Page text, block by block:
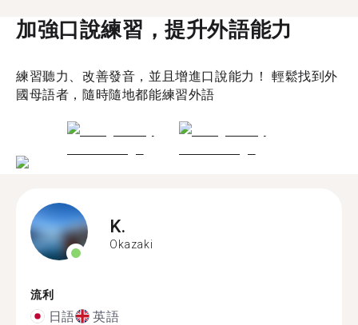
加強口說練習，提升外語能力
練習聽力、改善發音，並且增進口說能力！ 輕鬆找到外
國母語者，隨時隨地都能練習外語
K.
Okazaki
流利
日語 英語